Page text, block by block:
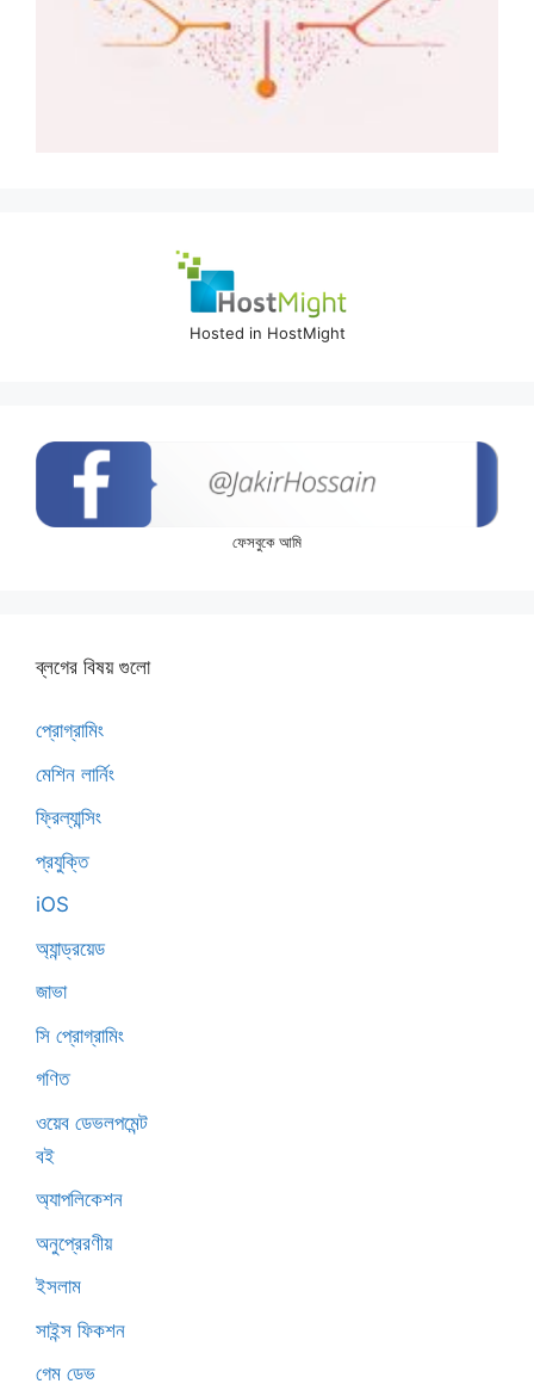
Hosted in HostMight
ফেসবুকে আমি
ব্লগের বিষয় গুলো
প্রোগ্রামিং
মেশিন লার্নিং
ফ্রিল্যান্সিং
প্রযুক্তি
iOS
অ্যান্ড্রয়েড
জাভা
সি প্রোগ্রামিং
গণিত
ওয়েব ডেভলপমেন্ট
বই
অ্যাপলিকেশন
অনুপ্রেরণীয়
ইসলাম
সাইন্স ফিকশন
গেম ডেভ